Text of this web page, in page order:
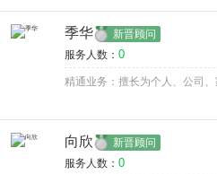
季华 新晋顾问
服务人数： 0
精通业务：擅长为个人、公司
向欣 新晋顾问
服务人数： 0